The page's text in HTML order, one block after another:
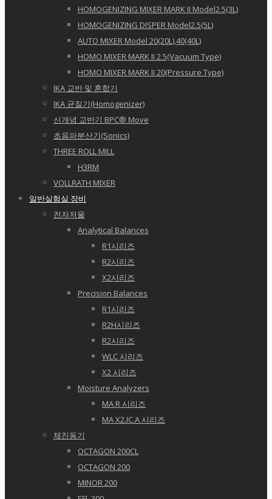
HOMOGENIZING MIXER MARK II Model2.5(3L)
HOMOGENIZING DISPER Model2.5(5L)
AUTO MIXER Model 20(20L),40(40L)
HOMO MIXER MARK II 2.5(Vacuum Type)
HOMO MIXER MARK II 20(Pressure Type)
IKA 교반 및 혼합기
IKA 균질기(Homogenizer)
신개념 교반기 BPC® Move
초음파분산기(Sonics)
THREE ROLL MILL
H3RM
VOLLRATH MIXER
일반실험실 장비
전자저울
Analytical Balances
R1시리즈
R2시리즈
X2시리즈
Precision Balances
R1시리즈
R2H시리즈
R2시리즈
WLC 시리즈
X2 시리즈
Moisture Analyzers
MA R 시리즈
MA X2.IC.A 시리즈
체진동기
OCTAGON 200CL
OCTAGON 200
MINOR 200